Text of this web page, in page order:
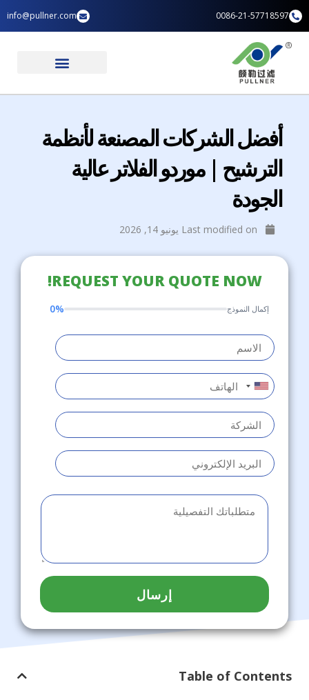
تخطي
إلى
المحتوى
0086-21-57718597
info@pullner.com
أفضل الشركات المصنعة لأنظمة
الترشيح | موردو الفلاتر عالية
الجودة
Last modified on يونيو 14, 2026
REQUEST YOUR QUOTE NOW!
إكمال النموذج 0%
إرسال
Table of Contents